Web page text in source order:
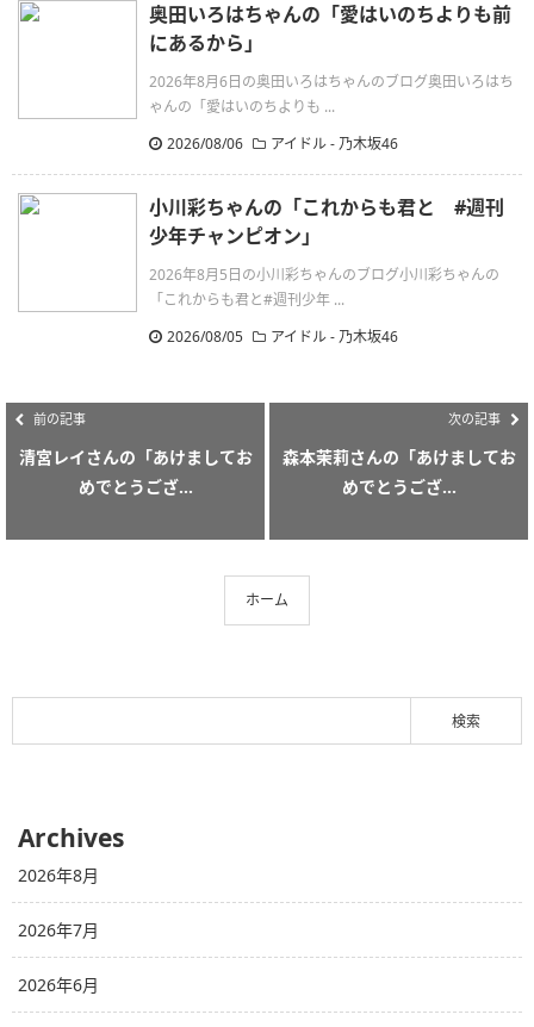
奥田いろはちゃんの「愛はいのちよりも前
にあるから」
2026年8月6日の奥田いろはちゃんのブログ奥田いろはち
ゃんの「愛はいのちよりも ...
2026/08/06
アイドル - 乃木坂46
小川彩ちゃんの「これからも君と #週刊
少年チャンピオン」
2026年8月5日の小川彩ちゃんのブログ小川彩ちゃんの
「これからも君と#週刊少年 ...
2026/08/05
アイドル - 乃木坂46
前の記事
清宮レイさんの「あけましてお
めでとうござ...
次の記事
森本茉莉さんの「あけましてお
めでとうござ...
ホーム
Archives
2026年8月
2026年7月
2026年6月